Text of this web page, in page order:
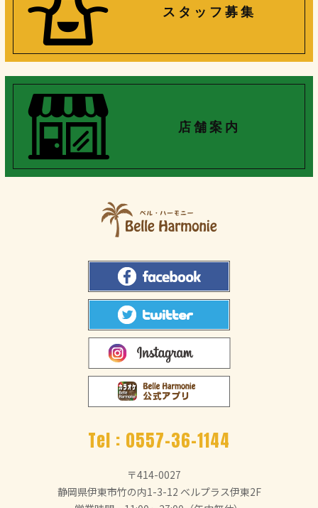
ス タ ッ フ 募 集
店 舗 案 内
Tel : 0557-36-1144
〒414-0027
静岡県伊東市竹の内1-3-12 ベルプラス伊東2F